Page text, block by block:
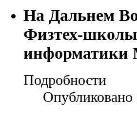
На Дальнем
Физтех-
Подробности